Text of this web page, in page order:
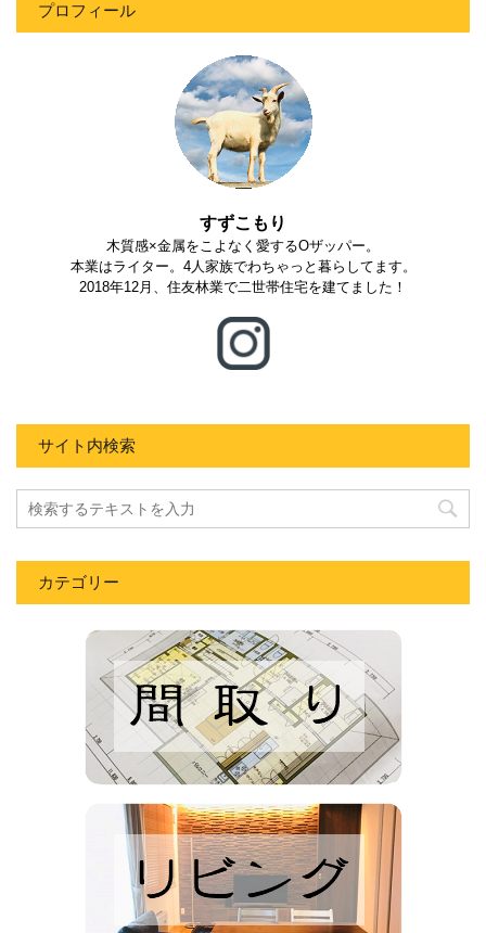
プロフィール
すずこもり
木質感×金属をこよなく愛するOザッパー。
本業はライター。4人家族でわちゃっと暮らしてます。
2018年12月、住友林業で二世帯住宅を建てました！
サイト内検索
カテゴリー